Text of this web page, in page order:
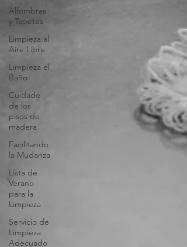
Alfombras
y Tapetes
Limpieza al
Aire Libre
Limpieza el
Baño
Cuidado
de los
pisos de
madera
Facilitando
la Mudanza
Lista de
Verano
para la
Limpieza
Servicio de
Limpieza
Adecuado